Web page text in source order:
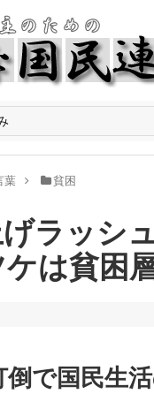
葉 貧困
ラッシ
は貧困
倒で国民生